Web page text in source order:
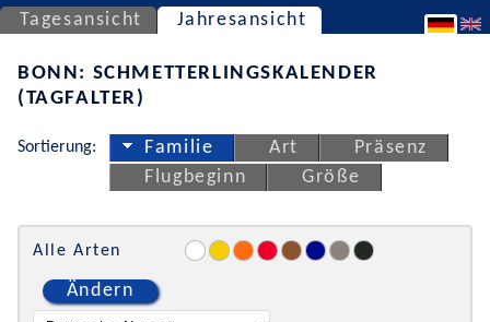
Tagesansicht Jahresansicht
BONN: SCHMETTERLINGSKALENDER
(TAGFALTER)
Sortierung: Familie Art
Präsenz
Flugbeginn
Größe
Alle Arten
Ändern